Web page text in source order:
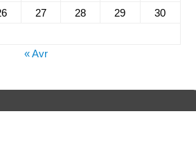
27 28 29
30
« Avr